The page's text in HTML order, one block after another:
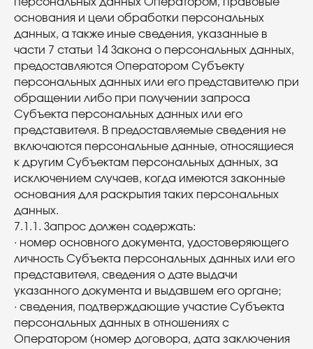
основания и цели обработки персональных
данных, а также иные сведения, указанные в
части 7 статьи 14 Закона о персональных данных,
предоставляются Оператором Субъекту
персональных данных или его представителю при
обращении либо при получении запроса
Субъекта персональных данных или его
представителя. В предоставляемые сведения не
включаются персональные данные, относящиеся
к другим Субъектам персональных данных, за
исключением случаев, когда имеются законные
основания для раскрытия таких персональных
данных.
7.1.1. Запрос должен содержать:
· номер основного документа, удостоверяющего
личность Субъекта персональных данных или его
представителя, сведения о дате выдачи
указанного документа и выдавшем его органе;
· сведения, подтверждающие участие Субъекта
персональных данных в отношениях с
Оператором (номер договора, дата заключения